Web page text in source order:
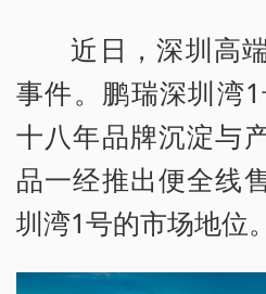
近日，深圳高
事件。鹏瑞深圳湾
十八年品牌沉淀与
品一经推出便全线
圳湾1号的市场地位。